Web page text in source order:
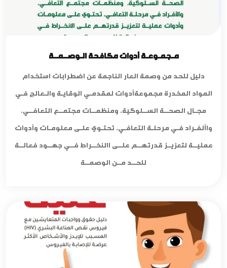
مـجمـوعـة أدوات مكافحة الـوصــمــة
دليل للحد من وصمة العار الناجمة عن اضطرابات استخدام
المواد المخدرة مجموعةأدوات لمقدمـي الوقايـة والـعالج فـي
مجـال الصحــة الســلوكية، ومنظمــات مجتمــع التعافــي،
واألفـراد فـي مرحلـة التعافـي، تحتـوي علـى معلومـات وأدوات
عمليــة لتعزيــز قدرتهــم علــى االنخــراط فــي جهــود فعالــة
للحــد مــن الوصمــة